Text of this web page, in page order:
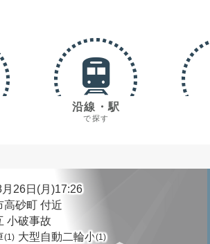
沿線・駅
で探す
26日(月)17:26
高砂町 付近
小破事故
(1) 大型自動二輪小(1)